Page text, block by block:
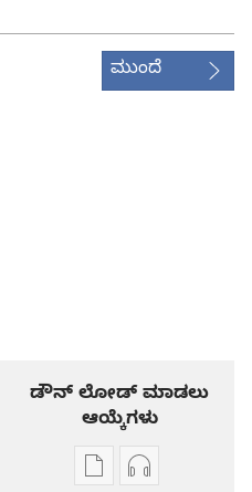
ಮುಂದೆ
ಡೌನ್ ಲೋಡ್ ಮಾಡಲು
ಆಯ್ಕೆಗಳು
ಪ್ರಕಾಶನಆಡಿಯೋ